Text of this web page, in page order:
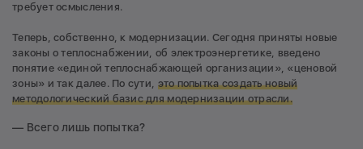
требует осмысления.
Теперь, собственно, к модернизации. Сегодня приняты новые
законы о теплоснабжении, об электроэнергетике, введено
понятие «единой теплоснабжающей организации», «ценовой
зоны» и так далее. По сути, это попытка создать новый
методологический базис для модернизации отрасли.
— Всего лишь попытка?